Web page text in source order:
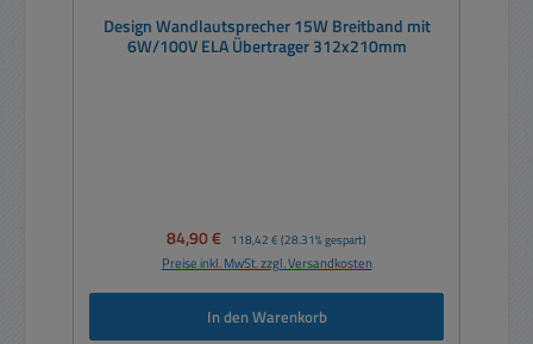
Design Wandlautsprecher 15W Breitband mit
6W/100V ELA Übertrager 312x210mm
Verkaufspreis:
84,90 € Regulärer Preis:
118,42 € (28.31% gespart)
Preise inkl. MwSt. zzgl. Versandkosten
In den Warenkorb